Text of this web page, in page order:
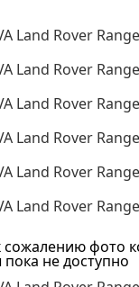
сожалению фото
не доступно